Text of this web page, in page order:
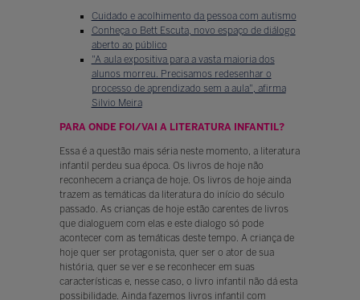
Cuidado e acolhimento da pessoa com autismo
Conheça o Bett Escuta, novo espaço de diálogo
aberto ao público
"A aula expositiva para a vasta maioria dos
alunos morreu. Precisamos redesenhar o
processo de aprendizado sem a aula", afirma
Silvio Meira
PARA ONDE FOI/VAI A LITERATURA INFANTIL?
Essa é a questão mais séria neste momento, a literatura
infantil perdeu sua época. Os livros de hoje não
reconhecem a criança de hoje. Os livros de hoje ainda
trazem as temáticas da literatura do início do século
passado. As crianças de hoje estão carentes de livros
que dialoguem com elas e este dialogo só pode
acontecer com as temáticas deste tempo. A criança de
hoje quer ser protagonista, quer ser o ator de sua
história, quer se ver e se reconhecer em suas
características e, nesse caso, o livro infantil não dá esta
possibilidade. Ainda fazemos livros infantil com